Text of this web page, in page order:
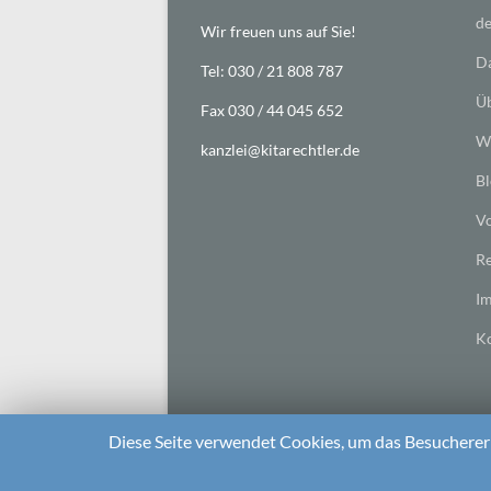
Wir freuen uns auf Sie!
Tel: 030 / 21 808 787
Fax 030 / 44 045 652
kanzlei@kitarechtler.de
Diese Seite verwendet Cookies, um das